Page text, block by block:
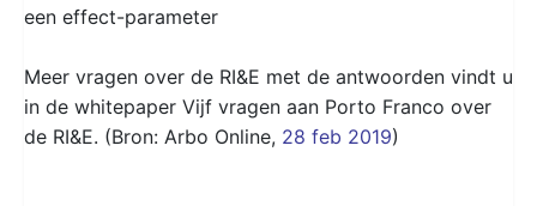
een effect-parameter
Meer vragen over de RI&E met de antwoorden vindt u
in de whitepaper Vijf vragen aan Porto Franco over
de RI&E. (Bron: Arbo Online, 28 feb 2019)